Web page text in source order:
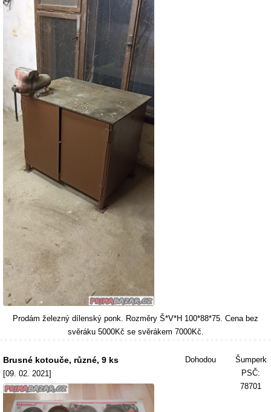
Prodám železný dílenský ponk. Rozměry Š*V*H 100*88*75. Cena bez
svěráku 5000Kč se svěrákem 7000Kč.
Brusné kotouče, různé, 9 ks
[09. 02. 2021]
Dohodou
Šumperk
PSČ:
78701